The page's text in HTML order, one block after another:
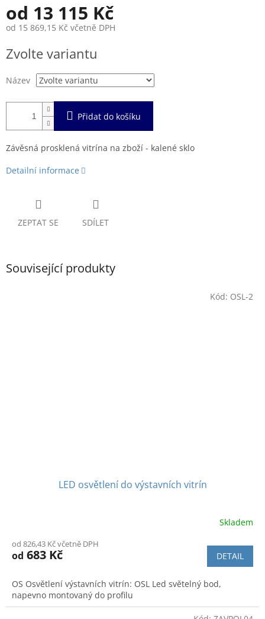
od 13 115 Kč
od 15 869,15 Kč včetně DPH
cena:
Zvolte variantu
Název
Přidat do košíku
Závěsná prosklená vitrína na zboží - kalené sklo
Detailní informace
ZEPTAT SE SDÍLET
Související produkty
LED osvětlení do výstavních vitrín
produktu
je
z
5
hvězdiček.
Skladem
od 826,43 Kč včetně DPH
od 683 Kč DETAIL
OS Osvětlení výstavních vitrín: OSL Led světelný bod,
napevno montovaný do profilu
Kód: OSL-2